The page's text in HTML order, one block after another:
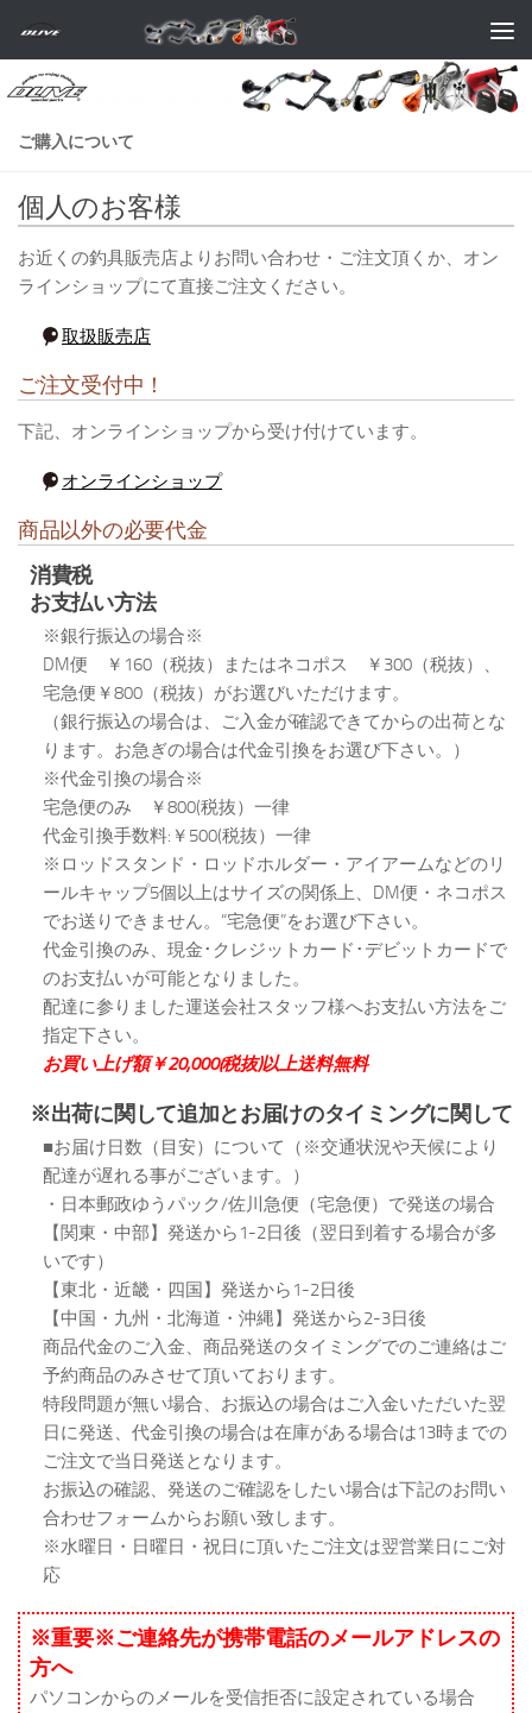
コンテンツへスキップ
ご購入について
個人のお客様
お近くの釣具販売店よりお問い合わせ・ご注文頂くか、オン
ラインショップにて直接ご注文ください。
取扱販売店
ご注文受付中！
下記、オンラインショップから受け付けています。
オンラインショップ
商品以外の必要代金
消費税
お支払い方法
※銀行振込の場合※
DM便 ￥160（税抜）またはネコポス ￥300（税抜）、
宅急便￥800（税抜）がお選びいただけます。
（銀行振込の場合は、ご入金が確認できてからの出荷とな
ります。お急ぎの場合は代金引換をお選び下さい。）
※代金引換の場合※
宅急便のみ ￥800(税抜）一律
代金引換手数料:￥500(税抜）一律
※ロッドスタンド・ロッドホルダー・アイアームなどのリ
ールキャップ5個以上はサイズの関係上、DM便・ネコポス
でお送りできません。“宅急便”をお選び下さい。
代金引換のみ、現金･クレジットカード･デビットカードで
のお支払いが可能となりました。
配達に参りました運送会社スタッフ様へお支払い方法をご
指定下さい。
お買い上げ額￥20,000(税抜)以上送料無料
※出荷に関して追加とお届けのタイミングに関して
■お届け日数（目安）について（※交通状況や天候により
配達が遅れる事がございます。）
・日本郵政ゆうパック/佐川急便（宅急便）で発送の場合
【関東・中部】発送から1-2日後（翌日到着する場合が多
いです）
【東北・近畿・四国】発送から1-2日後
【中国・九州・北海道・沖縄】発送から2-3日後
商品代金のご入金、商品発送のタイミングでのご連絡はご
予約商品のみさせて頂いております。
特段問題が無い場合、お振込の場合はご入金いただいた翌
日に発送、代金引換の場合は在庫がある場合は13時までの
ご注文で当日発送となります。
お振込の確認、発送のご確認をしたい場合は下記のお問い
合わせフォームからお願い致します。
※水曜日・日曜日・祝日に頂いたご注文は翌営業日にご対
応
※重要※ご連絡先が携帯電話のメールアドレスの
方へ
パソコンからのメールを受信拒否に設定されている場合